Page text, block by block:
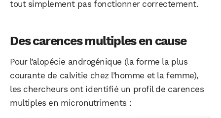
tout simplement pas fonctionner correctement.
Des carences multiples en cause
Pour l’alopécie androgénique (la forme la plus
courante de calvitie chez l’homme et la femme),
les chercheurs ont identifié un profil de carences
multiples en micronutriments :